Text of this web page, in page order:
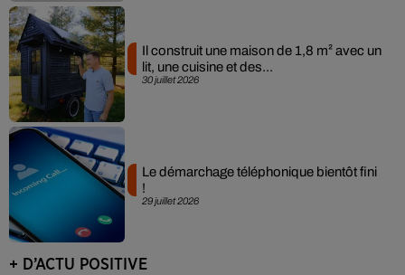
30 juillet 2026
Il construit une maison de 1,8 m² avec un
lit, une cuisine et des...
29 juillet 2026
Le démarchage téléphonique bientôt fini
!
+ D’ACTU POSITIVE